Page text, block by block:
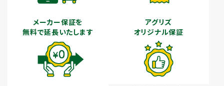
メーカー保証を
無料で延長いたします
アグリズ
オリジナル保証